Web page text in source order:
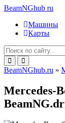
BeamNGhub ru
Машины
Карты
BeamNGhub.ru »
Mercedes-